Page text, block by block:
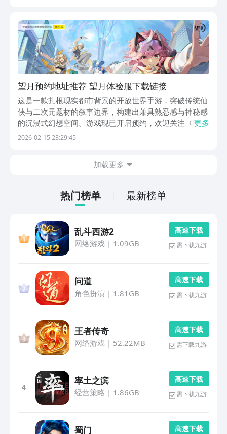
的城市
望月预约地址推荐 望月体验服下载链接
这是一款扎根现实都市背景的开放世界手游，突破传统仙
侠与二次元题材的叙事边界，构建出兼具熟悉感与神秘感
的沉浸式幻想空间。游戏现已开启预约，欢迎关注《望
月》官方预约入口，第一时间获取上线资讯。《望月》最
更多
2026-02-15 23:29:45
加载更多
热门榜单 最新榜单
乱斗西游2
网络游戏| 1.09GB
高 速 下 载
需下载九游
问道
角色扮演 | 1.81GB
高 速 下 载
需下载九游
王者传奇
网络游戏| 52.22MB
高 速 下 载
需下载九游
4
率土之滨
经营策略 | 1.86GB
高 速 下 载
需下载九游
蜀门 高 速 下 载